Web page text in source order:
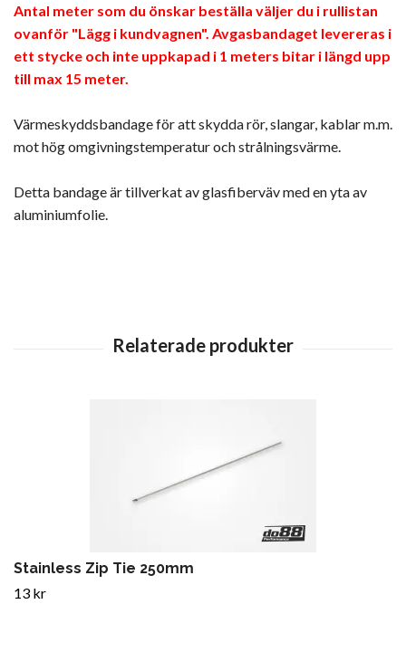
Antal meter som du önskar beställa väljer du i rullistan
ovanför "Lägg i kundvagnen". Avgasbandaget levereras i
ett stycke och inte uppkapad i 1 meters bitar i längd upp
till max 15 meter.
Värmeskyddsbandage för att skydda rör, slangar, kablar m.m.
mot hög omgivningstemperatur och strålningsvärme.
Detta bandage är tillverkat av glasfiberväv med en yta av
aluminiumfolie.
Stainless Zip Tie 250mm
13 kr